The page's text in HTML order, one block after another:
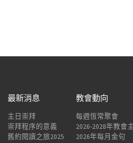
最新消息
主日崇拜
崇拜程序的意義
舊約閱讀之旅2025
教會動向
每週恆常聚會
2026-2028年教會
2026年每月金句